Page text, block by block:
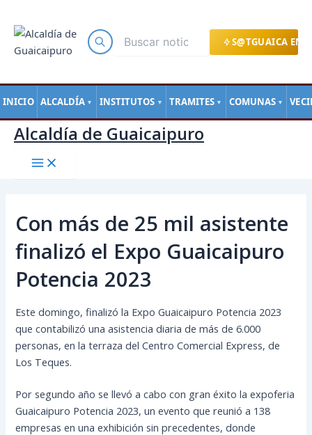
S@TGUAICA EN
INICIO ALCALDÍA ▼ INSTITUTOS ▼ TRAMITES ▼ COMUNAS ▼
contenido
Alcaldía de Guaicaipuro
Con más de 25 mil asistente
finalizó el Expo Guaicaipuro
Potencia 2023
Este domingo, finalizó la Expo Guaicaipuro Potencia 2023
que contabilizó una asistencia diaria de más de 6.000
personas, en la terraza del Centro Comercial Express, de
Los Teques.
Por segundo año se llevó a cabo con gran éxito la expoferia
Guaicaipuro Potencia 2023, un evento que reunió a 138
empresas en una exhibición sin precedentes, donde
de
entradas